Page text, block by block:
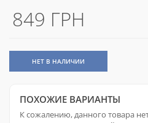
849 ГРН
НЕТ В НАЛИЧИИ
ПОХОЖИЕ ВАРИАНТЫ
К сожалению, данного товара